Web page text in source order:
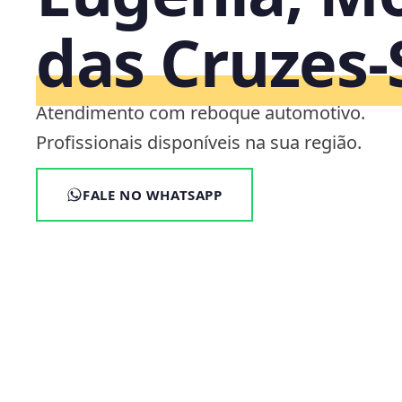
das
Atendimento com reboque automotivo.
Profissionais disponíveis na sua região.
FALE NO WHATSAPP